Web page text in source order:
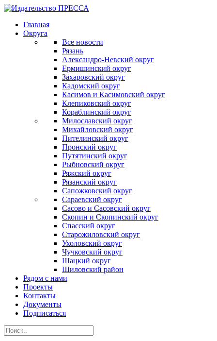
Главная
Округа
Все новости
Рязань
Александро-Невский округ
Ермишинский округ
Захаровский округ
Кадомский округ
Касимов и Касимовский округ
Клепиковский округ
Кораблинский округ
Милославский округ
Михайловский округ
Пителинский округ
Пронский округ
Путятинский округ
Рыбновский округ
Ряжский округ
Рязанский округ
Сапожковский округ
Сараевский округ
Сасово и Сасовский округ
Скопин и Скопинский округ
Спасский округ
Старожиловский округ
Ухоловский округ
Чучковский округ
Шацкий округ
Шиловский район
Рядом с нами
Проекты
Контакты
Документы
Подписаться